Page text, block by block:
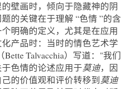
壁画时，倾向于隐藏神的阴
的关键在于理解 “色情 ”的含
明确的定义，尤其是在应用
产品时：当时的情色艺术学
Talvacchia）写道："我们
色情的论述应用于莫迪，因
的价值观和评价转移到莫迪